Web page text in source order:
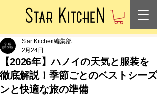
【2026年】ハノイの天気と服装を
徹底解説！季節ごとのベストシーズ
ンと快適な旅の準備
Star Kitchen編集部
2月24日